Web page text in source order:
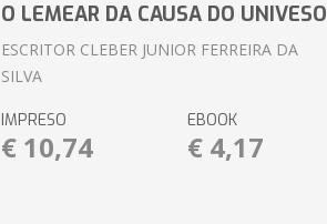
O LEMEAR DA CAUSA DO UNIVESO
ESCRITOR CLEBER JUNIOR FERREIRA DA
SILVA
IMPRESO
€ 10,74
EBOOK
€ 4,17